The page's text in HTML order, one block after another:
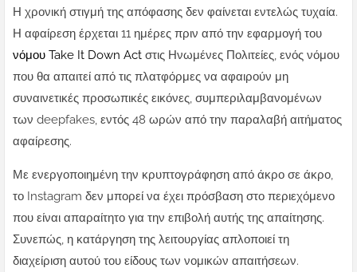
Η χρονική στιγμή της απόφασης δεν φαίνεται εντελώς τυχαία.
Η αφαίρεση έρχεται 11 ημέρες πριν από την εφαρμογή του
νόμου Take It Down Act στις Ηνωμένες Πολιτείες, ενός νόμου
που θα απαιτεί από τις πλατφόρμες να αφαιρούν μη
συναινετικές προσωπικές εικόνες, συμπεριλαμβανομένων
των deepfakes, εντός 48 ωρών από την παραλαβή αιτήματος
αφαίρεσης.
Με ενεργοποιημένη την κρυπτογράφηση από άκρο σε άκρο,
το Instagram δεν μπορεί να έχει πρόσβαση στο περιεχόμενο
που είναι απαραίτητο για την επιβολή αυτής της απαίτησης.
Συνεπώς, η κατάργηση της λειτουργίας απλοποιεί τη
διαχείριση αυτού του είδους των νομικών απαιτήσεων.